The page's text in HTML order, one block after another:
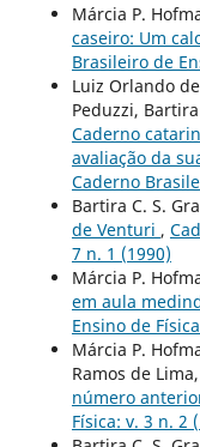
Márcia P.
caseiro: Um
Brasileiro de
Luiz Orlando
Peduzzi,
Caderno
avaliação da
Caderno
Bartira C. S.
de Venturi ,
7 n. 1 (1990)
Márcia P.
em aula
Ensino de
Márcia P.
Ramos de Lima,
número
Física: v. 3 n. 2